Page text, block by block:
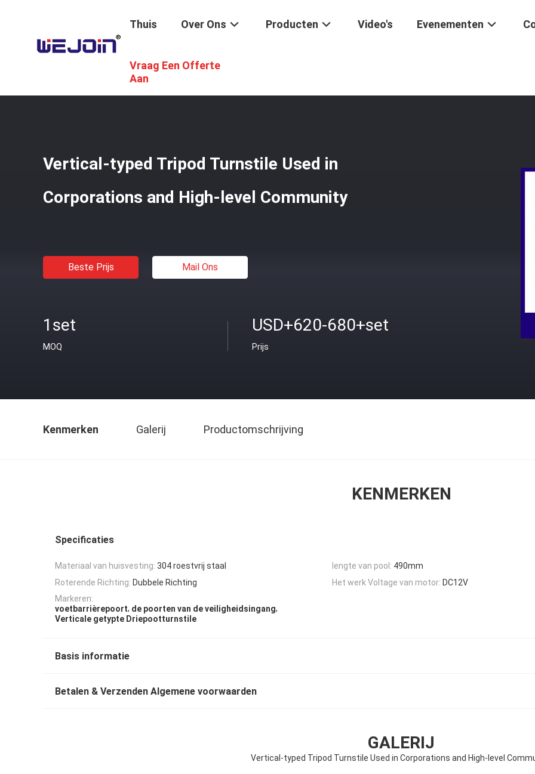
Thuis Over Ons Producten Video's Evenementen
Vraag Een Offerte
Aan
Statief Tourniquet Gate
Vertical-typed Tripod Turnstile Used in
Corporations and High-level Community
Beste Prijs Mail Ons
1set
MOQ
USD+620-680+set
Prijs
Kenmerken Galerij Productomschrijving
KENMERKEN
Specificaties
Materiaal van huisvesting: 304 roestvrij staal lengte van pool: 490mm
Roterende Richting: Dubbele Richting Het werk Voltage van motor: DC12V
Markeren:
voetbarrièrepoort, de poorten van de veiligheidsingang,
Verticale getypte Driepootturnstile
Basis informatie
Betalen & Verzenden Algemene voorwaarden
GALERIJ
Vertical-typed Tripod Turnstile Used in Corporations and High-level